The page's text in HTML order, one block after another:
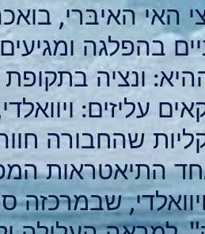
האי האיבּרי,
בהפלגה
ונציה
עליזים:
שהחבורה
התיאטראות
שבמרכזה